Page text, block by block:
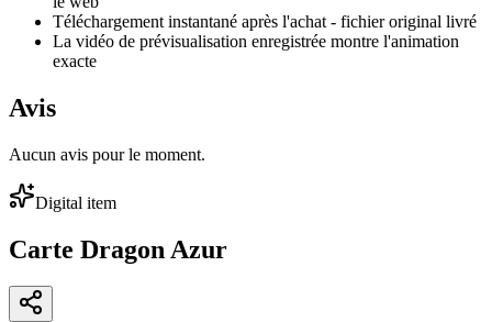
Téléchargement instantané après l'achat - fichier original livré
La vidéo de prévisualisation enregistrée montre l'animation
exacte
Avis
Aucun avis pour le moment.
Digital item
Carte Dragon Azur